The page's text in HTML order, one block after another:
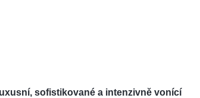
sofistikované a intenzivně vonící